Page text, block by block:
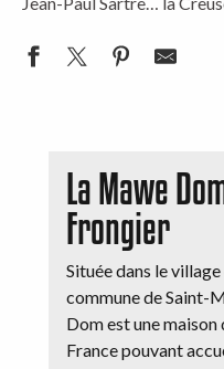
La Mawe
Frongier
Située dans le
commune de Saint-
Dom est une maison
France pouvant